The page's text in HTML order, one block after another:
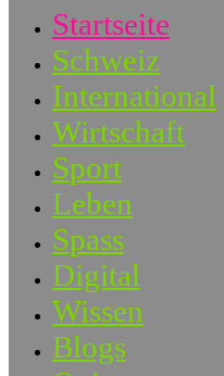
Startseite
Schweiz
International
Wirtschaft
Sport
Leben
Spass
Digital
Wissen
Blogs